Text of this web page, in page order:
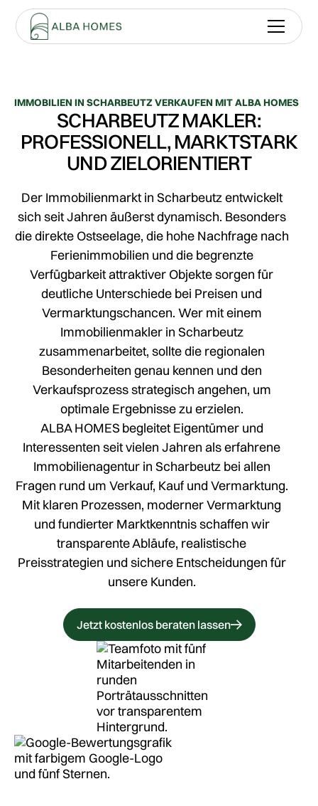
IMMOBILIEN IN SCHARBEUTZ VERKAUFEN MIT ALBA HOMES
SCHARBEUTZ MAKLER:
PROFESSIONELL, MARKTSTARK
UND ZIELORIENTIERT
Der Immobilienmarkt in Scharbeutz entwickelt
sich seit Jahren äußerst dynamisch. Besonders
die direkte Ostseelage, die hohe Nachfrage nach
Ferienimmobilien und die begrenzte
Verfügbarkeit attraktiver Objekte sorgen für
deutliche Unterschiede bei Preisen und
Vermarktungschancen. Wer mit einem
Immobilienmakler in Scharbeutz
zusammenarbeitet, sollte die regionalen
Besonderheiten genau kennen und den
Verkaufsprozess strategisch angehen, um
optimale Ergebnisse zu erzielen.
ALBA HOMESbegleitet Eigentümer und
Interessenten seit vielen Jahren als erfahrene
Immobilienagentur in Scharbeutz bei allen
Fragen rund um Verkauf, Kauf und Vermarktung.
Mit klaren Prozessen, moderner Vermarktung
und fundierter Marktkenntnis schaffen wir
transparente Abläufe, realistische
Preisstrategien und sichere Entscheidungen für
unsere Kunden.
Jetzt kostenlos beraten lassen